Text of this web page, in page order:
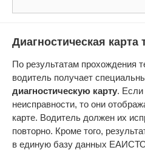
Диагностическая карта
По результатам прохождения
водитель получает
диагностическую карту. Если
неисправности, то они
карте. Водитель должен их
повторно. Кроме того,
в единую базу данных